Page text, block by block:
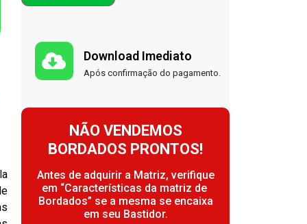
Download Imediato
Após confirmação do pagamento.
NÃO VENDEMOS
BORDADOS PRONTOS!
Antes de adquirir a Matriz, verifique
em “Características da matriz de
Bordados” se a mesma se encaixa
em seu Bastidor.